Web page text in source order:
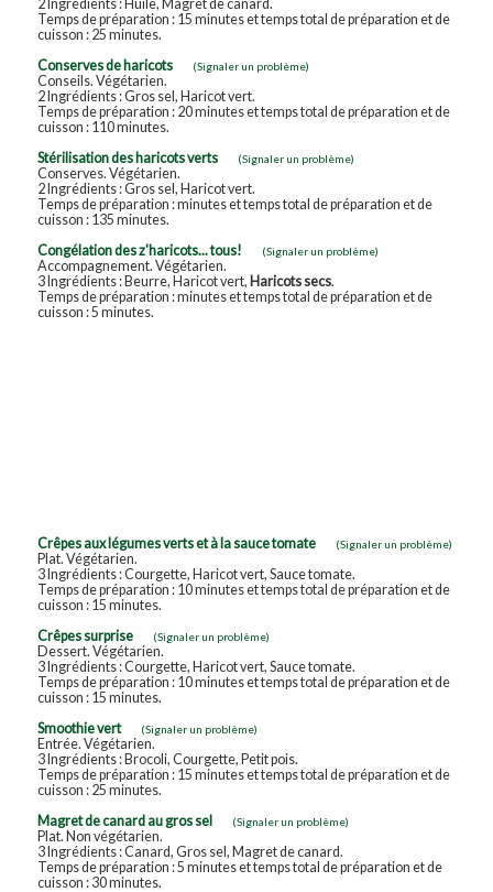
2 Ingrédients : Huile, Magret de canard.
Temps de préparation : 15 minutes et temps total de préparation et de
cuisson : 25 minutes.
Conserves de haricots
(Signaler un problème)
Conseils. Végétarien.
2 Ingrédients : Gros sel, Haricot vert.
Temps de préparation : 20 minutes et temps total de préparation et de
cuisson : 110 minutes.
Stérilisation des haricots verts
(Signaler un problème)
Conserves. Végétarien.
2 Ingrédients : Gros sel, Haricot vert.
Temps de préparation : minutes et temps total de préparation et de
cuisson : 135 minutes.
Congélation des z'haricots... tous!
(Signaler un problème)
Accompagnement. Végétarien.
3 Ingrédients : Beurre, Haricot vert, Haricots secs.
Temps de préparation : minutes et temps total de préparation et de
cuisson : 5 minutes.
Crêpes aux légumes verts et à la sauce tomate (Signaler un problème)
Plat. Végétarien.
3 Ingrédients : Courgette, Haricot vert, Sauce tomate.
Temps de préparation : 10 minutes et temps total de préparation et de
cuisson : 15 minutes.
Crêpes surprise
(Signaler un problème)
Dessert. Végétarien.
3 Ingrédients : Courgette, Haricot vert, Sauce tomate.
Temps de préparation : 10 minutes et temps total de préparation et de
cuisson : 15 minutes.
Smoothie vert
(Signaler un problème)
Entrée. Végétarien.
3 Ingrédients : Brocoli, Courgette, Petit pois.
Temps de préparation : 15 minutes et temps total de préparation et de
cuisson : 25 minutes.
Magret de canard au gros sel
(Signaler un problème)
Plat. Non végétarien.
3 Ingrédients : Canard, Gros sel, Magret de canard.
Temps de préparation : 5 minutes et temps total de préparation et de
cuisson : 30 minutes.